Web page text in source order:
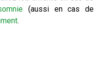
(aussi en cas de
.